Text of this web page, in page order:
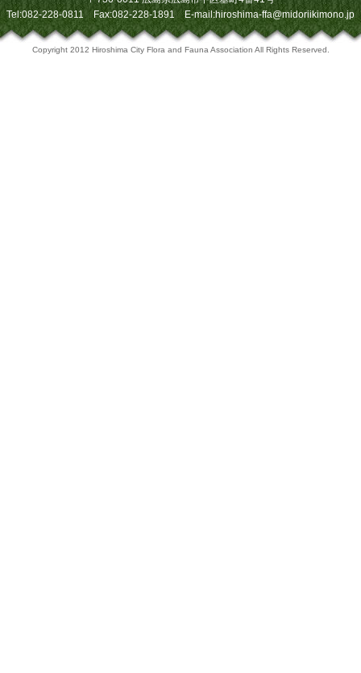
Tel:082-228-0811 Fax:082-228-1891 E-mail:hiroshima-ffa@midoriikimono.jp
Copyright 2012 Hiroshima City Flora and Fauna Association All Rights Reserved.